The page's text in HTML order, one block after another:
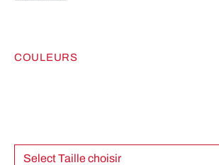
COULEURS
Select Taille choisir